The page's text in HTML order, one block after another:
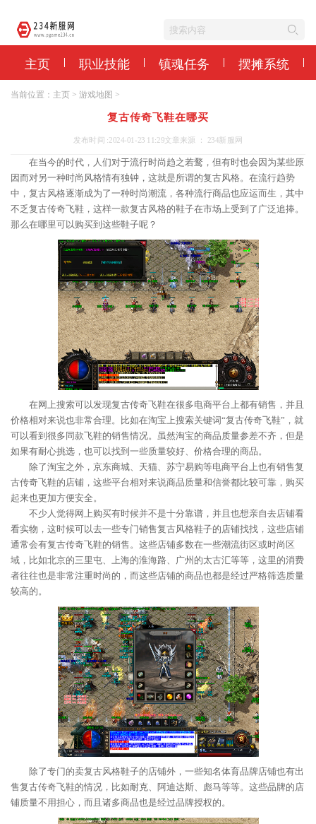
主页 职业技能 镇魂任务 摆摊系统
当前位置： 主页 > 游戏地图 >
复古传奇飞鞋在哪买
发布时间 :2024-01-23 11:29文章来源 ： 234新服网
在当今的时代，人们对于流行时尚趋之若鹜，但有时也会因为某些原
因而对另一种时尚风格情有独钟，这就是所谓的复古风格。在流行趋势
中，复古风格逐渐成为了一种时尚潮流，各种流行商品也应运而生，其中
不乏复古传奇飞鞋，这样一款复古风格的鞋子在市场上受到了广泛追捧。
那么在哪里可以购买到这些鞋子呢？
在网上搜索可以发现复古传奇飞鞋在很多电商平台上都有销售，并且
价格相对来说也非常合理。比如在淘宝上搜索关键词“复古传奇飞鞋”，就
可以看到很多同款飞鞋的销售情况。虽然淘宝的商品质量参差不齐，但是
如果有耐心挑选，也可以找到一些质量较好、价格合理的商品。
除了淘宝之外，京东商城、天猫、苏宁易购等电商平台上也有销售复
古传奇飞鞋的店铺，这些平台相对来说商品质量和信誉都比较可靠，购买
起来也更加方便安全。
不少人觉得网上购买有时候并不是十分靠谱，并且也想亲自去店铺看
看实物，这时候可以去一些专门销售复古风格鞋子的店铺找找，这些店铺
通常会有复古传奇飞鞋的销售。这些店铺多数在一些潮流街区或时尚区
域，比如北京的三里屯、上海的淮海路、广州的太古汇等等，这里的消费
者往往也是非常注重时尚的，而这些店铺的商品也都是经过严格筛选质量
较高的。
除了专门的卖复古风格鞋子的店铺外，一些知名体育品牌店铺也有出
售复古传奇飞鞋的情况，比如耐克、阿迪达斯、彪马等等。这些品牌的店
铺质量不用担心，而且诸多商品也是经过品牌授权的。